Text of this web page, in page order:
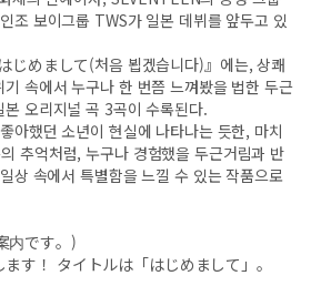
조 보이그룹 TWS가 일본 데뷔를 앞두고 있
じめまして(처음 뵙겠습니다)』에는, 상쾌
속에서 누구나 한 번쯤 느껴봤을 법한 두근
오리지널 곡 3곡이 수록된다.
아했던 소년이 현실에 나타나는 듯한, 마치
추억처럼, 누구나 경험했을 두근거림과 반
상 속에서 특별함을 느낄 수 있는 작품으로
内です。)
す！ タイトルは「はじめまして」。